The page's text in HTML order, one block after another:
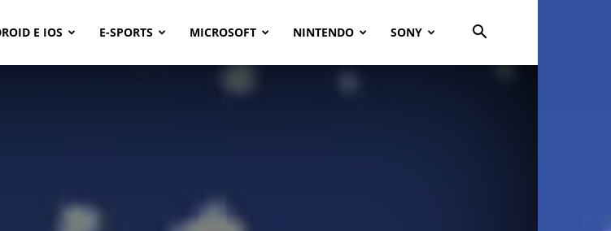
E IOS E-SPORTS MICROSOFT NINTENDO SONY